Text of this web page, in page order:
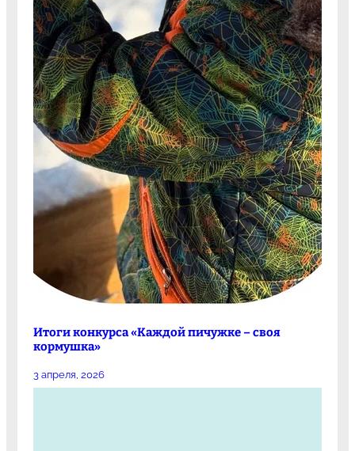
Итоги конкурса «Каждой пичужке – своя
кормушка»
3 апреля, 2026